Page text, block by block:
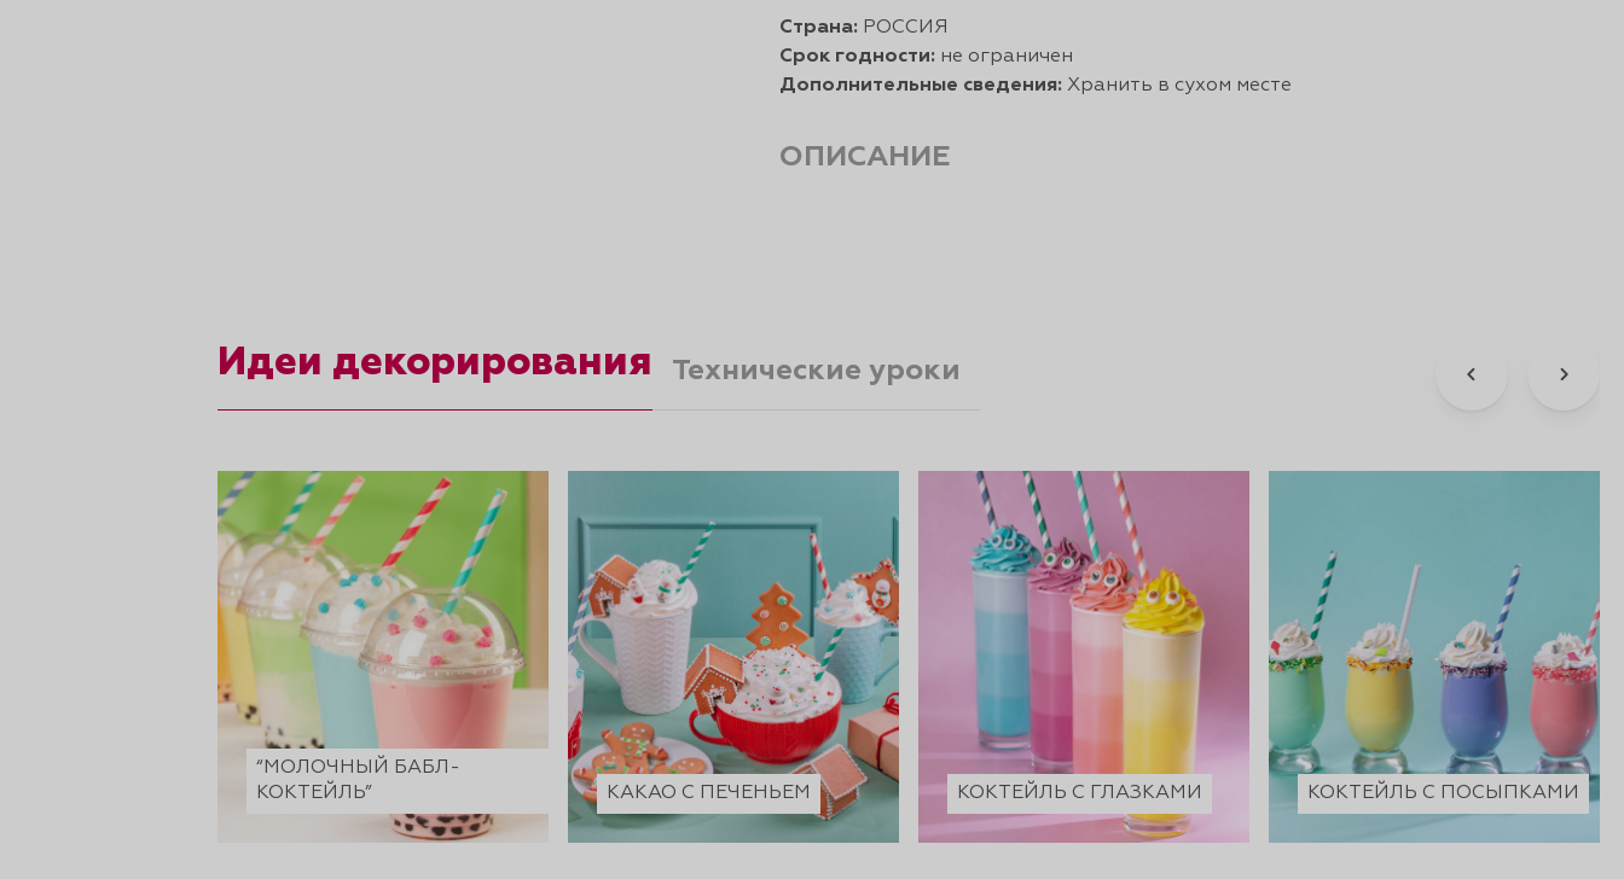
ОПИСАНИЕ
Страна: РОССИЯ
Срок годности: не ограничен
Дополнительные сведения: Хранить в сухом месте
Идеи декорирования Технические уроки
“МОЛОЧНЫЙ БАБЛ-
КОКТЕЙЛЬ”
КАКАО С ПЕЧЕНЬЕМ КОКТЕЙЛЬ С ГЛАЗКАМИ КОКТЕЙЛЬ С ПОСЫПКАМИ